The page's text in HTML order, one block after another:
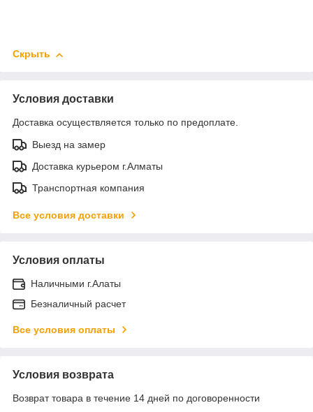
Скрыть
Условия доставки
Доставка осуществляется только по предоплате.
Выезд на замер
Доставка курьером г.Алматы
Транспортная компания
Все условия доставки
Условия оплаты
Наличными г.Алаты
Безналичный расчет
Все условия оплаты
Условия возврата
Возврат товара в течение 14 дней по договоренности